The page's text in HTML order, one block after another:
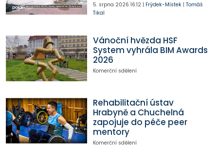
5. srpna 2026 16:12| Frýdek-Místek| Tomáš
Tikal
Vánoční hvězda HSF
System vyhrála BIM Awards
2026
Komerční sdělení
Rehabilitační ústav
Hrabyně a Chuchelná
zapojuje do péče peer
mentory
Komerční sdělení